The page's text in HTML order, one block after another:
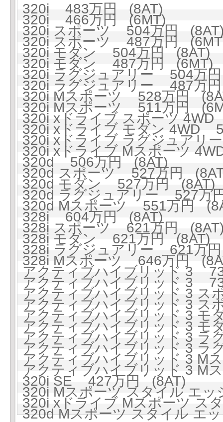
320i 483万円 (8AT)
320i 466万円 (6MT)
320i スポーツ 504万円
320i スポーツ 487万円
320i モダン 504万円 (8AT)
320i モダン 487万円 (6MT)
320i ラグジュアリー 504万
320i ラグジュアリー 487万
320i Mスポーツ 528万円
320i Mスポーツ 511万円
320i xドライブ スポーツ
320i xドライブ モダン 4WD
320i xドライブ ラグジュア
320i xドライブ Mスポーツ
320d 506万円 (8AT)
320d スポーツ 527万円
320d モダン 527万円 (8AT)
320d ラグジュアリー 527万
320d Mスポーツ 551万円
328i 604万円 (8AT)
328i スポーツ 621万円
328i モダン 621万円 (8AT)
328i ラグジュアリー 621万
328i Mスポーツ 646万円
アクティブハイブリッド 3
アクティブハイブリッド 3
アクティブハイブリッド 3
アクティブハイブリッド 3
アクティブハイブリッド 3
アクティブハイブリッド 3
アクティブハイブリッド 3
アクティブハイブリッド 3
アクティブハイブリッド 3
アクティブハイブリッド 3
320i SE 427万円 (8AT)
320i Mスポーツ スタイル エ
320i xドライブ Mスポーツ
320d Mスポーツ スタイル